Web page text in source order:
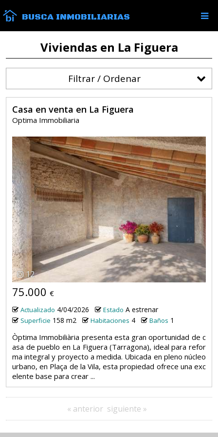
BUSCA INMOBILIARIAS
Viviendas en La Figuera
Filtrar / Ordenar
Casa en venta en La Figuera
Optima Immobiliaria
12
75.000 €
Actualizado 4/04/2026 Estado A estrenar
Superficie 158 m2 Habitaciones 4 Baños 1
Òptima Immobiliària presenta esta gran oportunidad de c
asa de pueblo en La Figuera (Tarragona), ideal para refor
ma integral y proyecto a medida. Ubicada en pleno núcleo
urbano, en Plaça de la Vila, esta propiedad ofrece una exc
elente base para crear ...
« anterior siguiente »